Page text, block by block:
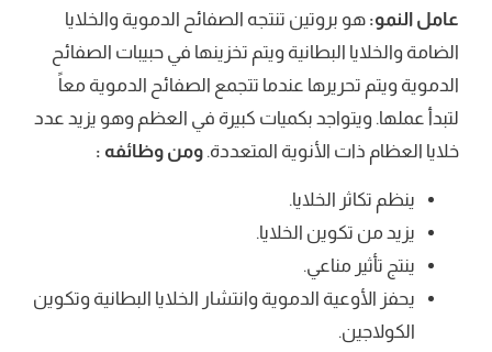
عامل النمو:هو بروتين تنتجه الصفائح الدموية والخلايا
الضامة والخلايا البطانية ويتم تخزينها في حبيبات الصفائح
الدموية ويتم تحريرها عندما تتجمع الصفائح الدموية معاً
لتبدأ عملها. ويتواجد بكميات كبيرة في العظم وهو يزيد عدد
خلايا العظام ذات الأنوية المتعددة. ومن وظائفه :
ينظم تكاثر الخلايا.
يزيد من تكوين الخلايا.
ينتج تأثير مناعي.
يحفز الأوعية الدموية وانتشار الخلايا البطانية وتكوين
الكولاجين.